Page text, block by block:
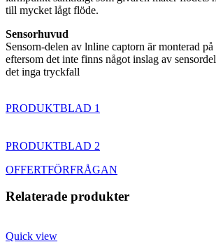
till mycket lågt flöde.
Sensorhuvud
Sensorn-delen av lnline captorn är monterad
eftersom det inte finns något inslag av
det inga tryckfall
PRODUKTBLAD 1
PRODUKTBLAD 2
OFFERTFÖRFRÅGAN
Relaterade produkter
Quick view